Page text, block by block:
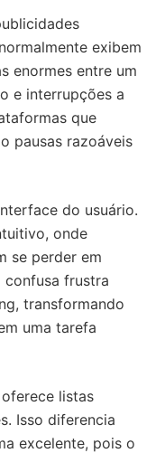
exibem
enormes entre um
e interrupções a
que
pausas razoáveis
do usuário.
onde
se perder em
confusa frustra
transformando
uma tarefa
listas
Isso diferencia
excelente, pois o